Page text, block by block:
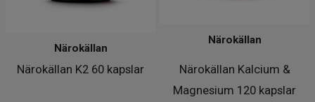
Närokällan K2 60 kapslar
Närokällan
Närokällan Kalcium &
Magnesium 120 kapslar
Närokällan